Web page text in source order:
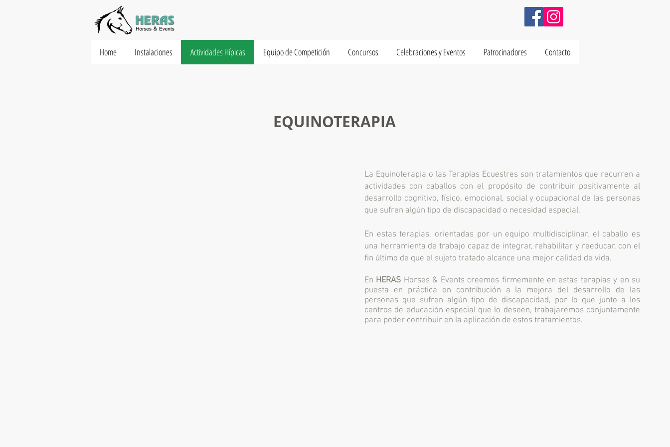
Home Instalaciones Actividades Hípicas Equipo de Competición Concursos Celebraciones y Eventos Patrocinadores Contacto
EQUINOTERAPIA
La Equinoterapia o las Terapias Ecuestres son tratamientos que recurren a
actividades con caballos con el propósito de contribuir positivamente al
desarrollo cognitivo, físico, emocional, social y ocupacional de las personas
que sufren algún tipo de discapacidad o necesidad especial.
En estas terapias, orientadas por un equipo multidisciplinar, el caballo es
una herramienta de trabajo capaz de integrar, rehabilitar y reeducar, con el
fin último de que el sujeto tratado alcance una mejor calidad de vida.
En HERAS Horses & Events creemos firmemente en estas terapias y en su
puesta en práctica en contribución a la mejora del desarrollo de las
personas que sufren algún tipo de discapacidad, por lo que junto a los
centros de educación especial que lo deseen, trabajaremos conjuntamente
para poder contribuir en la aplicación de estos tratamientos.